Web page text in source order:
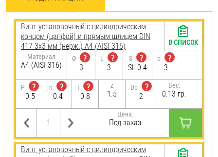
Винт установочный с цилиндрическим
концом (цапфой) и прямым шлицем DIN
417 3х3 мм (нерж.) A4 (AISI 316)
Материал
A4 (AISI 316)
Ø
?
3
L
?
3
S
?
SL 0.4
b
?
3
P
?
0.5
n
?
0.4
t
?
0.8
z
1.5
Dp
?
2
Вес:
0.13 гр.
Цена:
Под заказ
В СПИСОК
Винт установочный с цилиндрическим